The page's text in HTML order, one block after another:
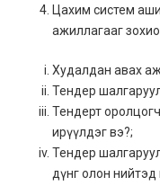
Цахим систем
ажиллагааг
Худалдан авах
Тендер
Тендерт
ирүүлдэг вэ?;
Тендер
дүнг олон